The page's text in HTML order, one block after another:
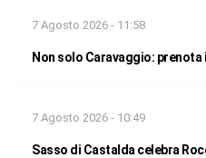
7 Agosto 2026 - 11:58
Non solo Caravaggio: prenota
7 Agosto 2026 - 10:49
Sasso di Castalda celebra